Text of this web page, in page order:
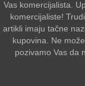
Vas komercijalista.
komercijaliste!
artikli imaju tačne
kupovina. Ne
pozivamo Vas da